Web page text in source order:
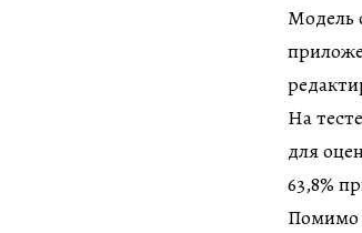
Модель
На
для
63,8%
Помимо